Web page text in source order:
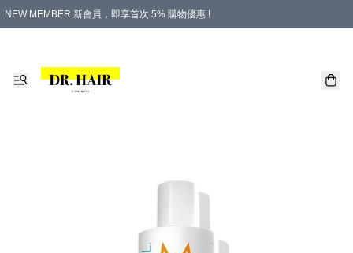
NEW MEMBER 新會員，即享首次 5% 購物優惠 !